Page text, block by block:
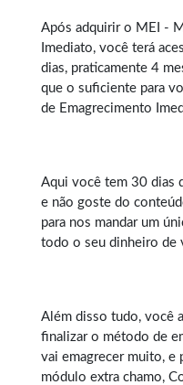
Após adquirir o MEI -
Imediato, você terá
dias, praticamente 4
que o suficiente para
de Emagrecimento
Aqui você tem 30 dias
e não goste do
para nos mandar um
todo o seu dinheiro de
Além disso tudo, você
finalizar o método de
vai emagrecer muito, e
módulo extra chamo,